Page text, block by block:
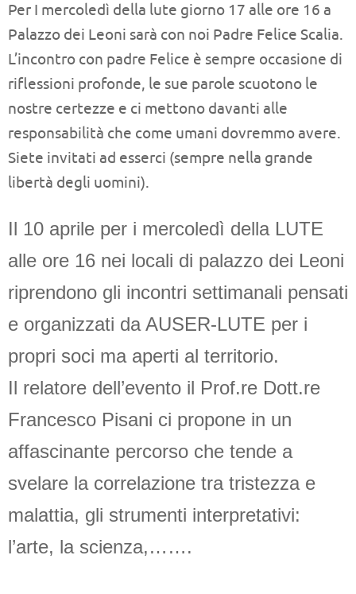
Per I mercoledì della lute giorno 17 alle ore 16 a
Palazzo dei Leoni sarà con noi Padre Felice Scalia.
L’incontro con padre Felice è sempre occasione di
riflessioni profonde, le sue parole scuotono le
nostre certezze e ci mettono davanti alle
responsabilità che come umani dovremmo avere.
Siete invitati ad esserci (sempre nella grande
libertà degli uomini).
Il 10 aprile per i mercoledì della LUTE
alle ore 16 nei locali di palazzo dei Leoni
riprendono gli incontri settimanali pensati
e organizzati da AUSER-LUTE per i
propri soci ma aperti al territorio.
Il relatore dell’evento il Prof.re Dott.re
Francesco Pisani ci propone in un
affascinante percorso che tende a
svelare la correlazione tra tristezza e
malattia, gli strumenti interpretativi:
l’arte, la scienza,…….